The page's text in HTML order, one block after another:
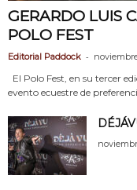
GERARDO LUIS
POLO FEST
Editorial Paddock -
El Polo Fest, en su tercer
evento ecuestre de